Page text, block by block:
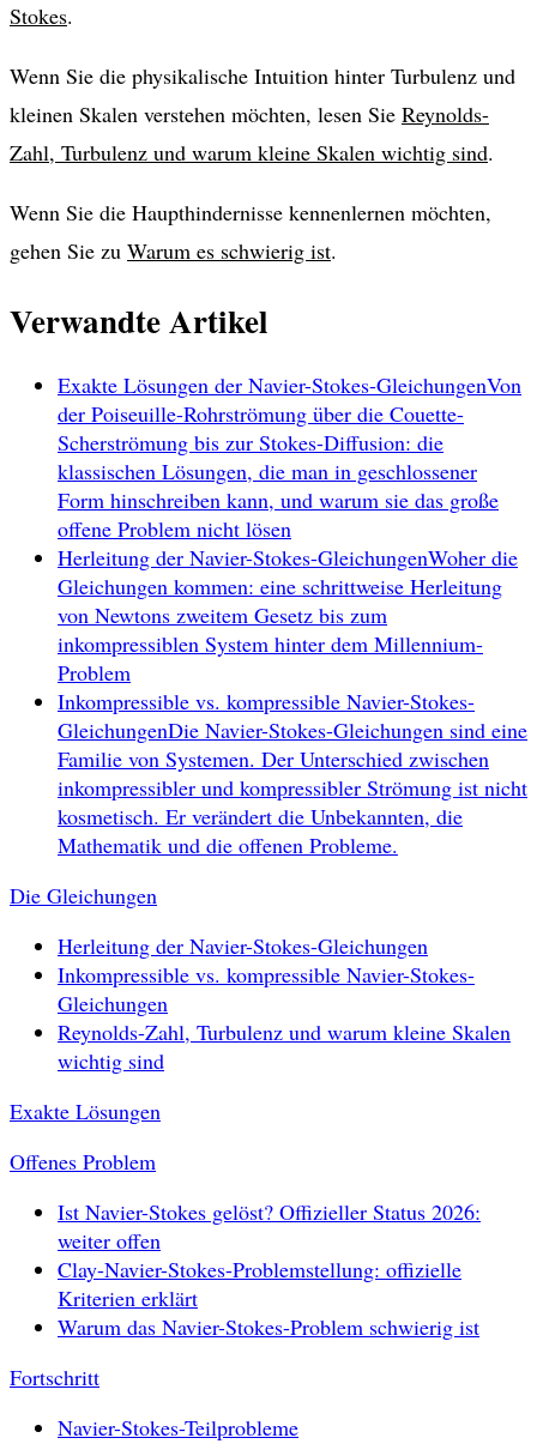
Stokes.
Wenn Sie die physikalische Intuition hinter Turbulenz und
kleinen Skalen verstehen möchten, lesen Sie Reynolds-
Zahl, Turbulenz und warum kleine Skalen wichtig sind.
Wenn Sie die Haupthindernisse kennenlernen möchten,
gehen Sie zu Warum es schwierig ist.
Verwandte Artikel
Exakte Lösungen der Navier-Stokes-GleichungenVon
der Poiseuille-Rohrströmung über die Couette-
Scherströmung bis zur Stokes-Diffusion: die
klassischen Lösungen, die man in geschlossener
Form hinschreiben kann, und warum sie das große
offene Problem nicht lösen
Herleitung der Navier-Stokes-GleichungenWoher die
Gleichungen kommen: eine schrittweise Herleitung
von Newtons zweitem Gesetz bis zum
inkompressiblen System hinter dem Millennium-
Problem
Inkompressible vs. kompressible Navier-Stokes-
GleichungenDie Navier-Stokes-Gleichungen sind eine
Familie von Systemen. Der Unterschied zwischen
inkompressibler und kompressibler Strömung ist nicht
kosmetisch. Er verändert die Unbekannten, die
Mathematik und die offenen Probleme.
Die Gleichungen
Herleitung der Navier-Stokes-Gleichungen
Inkompressible vs. kompressible Navier-Stokes-
Gleichungen
Reynolds-Zahl, Turbulenz und warum kleine Skalen
wichtig sind
Exakte Lösungen
Offenes Problem
Ist Navier-Stokes gelöst? Offizieller Status 2026:
weiter offen
Clay-Navier-Stokes-Problemstellung: offizielle
Kriterien erklärt
Warum das Navier-Stokes-Problem schwierig ist
Fortschritt
Navier-Stokes-Teilprobleme